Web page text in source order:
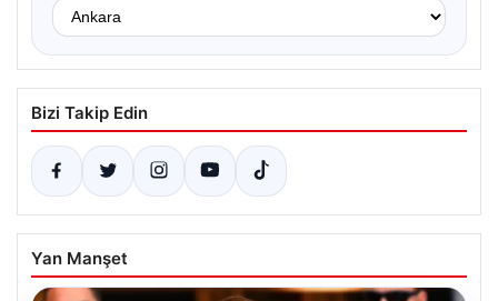
Bizi Takip Edin
Yan Manşet